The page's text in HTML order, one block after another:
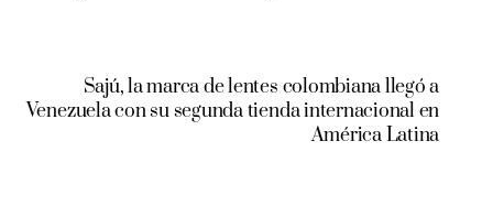
Sajú, la marca de lentes colombiana llegó a
Venezuela con su segunda tienda internacional en
América Latina